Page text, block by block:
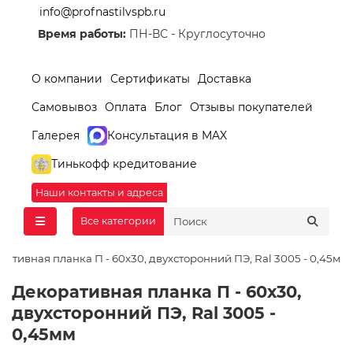
info@profnastilvspb.ru
Время работы: ПН-ВС - Круглосуточно
О компании Сертификаты
Доставка
Самовывоз Оплата Блог Отзывы покупателей
Галерея
Консультация в MAX
Тинькофф кредитование
Наши контакты и адреса
Все категории
планка П - 60х30, двухсторонний ПЭ, Ral 3005 - 0,45мм
Декоративная планка П - 60х30,
двухсторонний ПЭ, Ral 3005 -
0,45мм